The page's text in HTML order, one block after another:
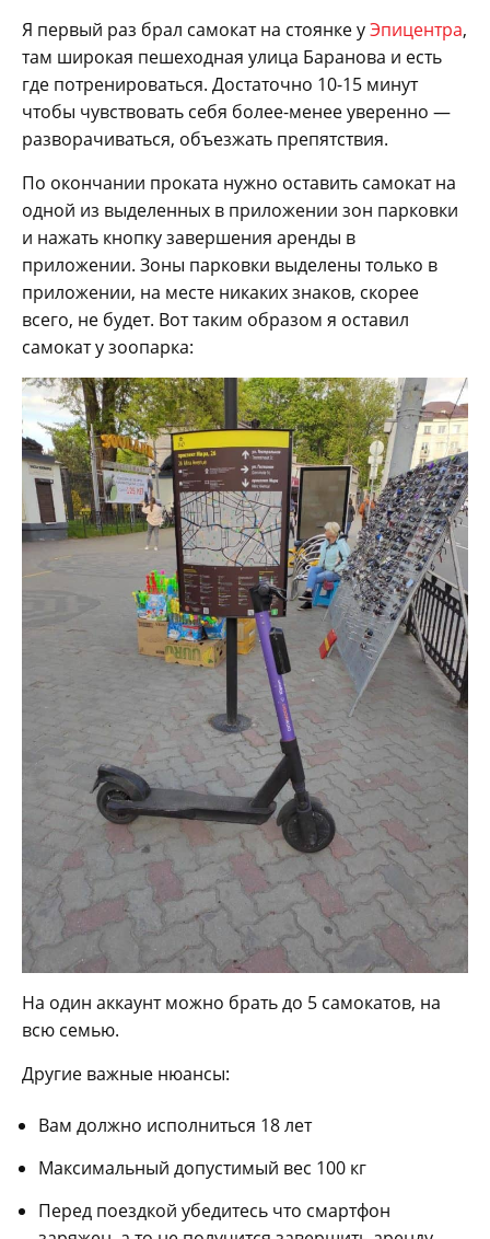
Я первый раз брал самокат на стоянке уЭпицентра,
там широкая пешеходная улица Баранова и есть
где потренироваться. Достаточно 10-15 минут
чтобы чувствовать себя более-менее уверенно —
разворачиваться, объезжать препятствия.
По окончании проката нужно оставить самокат на
одной из выделенных в приложении зон парковки
и нажать кнопку завершения аренды в
приложении. Зоны парковки выделены только в
приложении, на месте никаких знаков, скорее
всего, не будет. Вот таким образом я оставил
самокат у зоопарка:
На один аккаунт можно брать до 5 самокатов, на
всю семью.
Другие важные нюансы:
Вам должно исполниться 18 лет
Максимальный допустимый вес 100 кг
Перед поездкой убедитесь что смартфон